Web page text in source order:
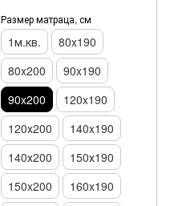
Размер матраца, см
1м.кв.
80x190
80x200
90x190
90x200
120x190
120х200
140x190
140х200
150х190
150x200
160x190